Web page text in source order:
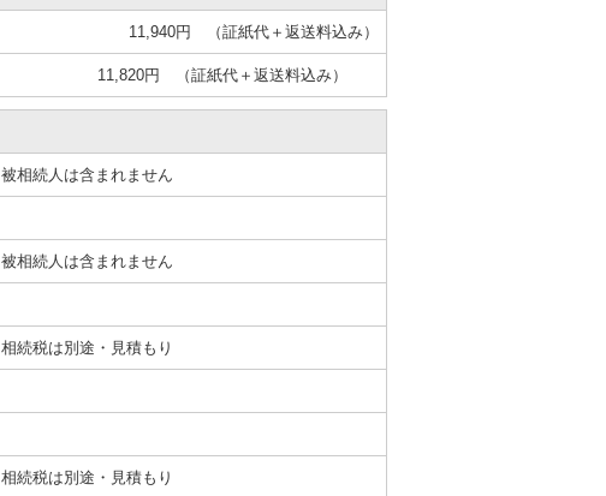
11,940円 （証紙代＋返送料込み）
11,820円 （証紙代＋返送料込み）
被相続人は含まれません
被相続人は含まれません
相続税は別途・見積もり
相続税は別途・見積もり